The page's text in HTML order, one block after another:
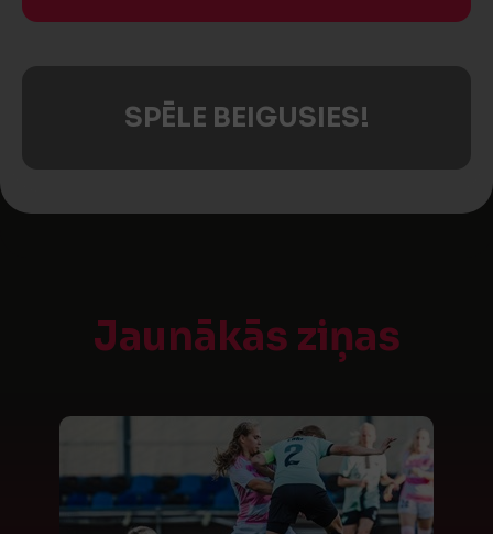
SPĒLE BEIGUSIES!
Jaunākās ziņas